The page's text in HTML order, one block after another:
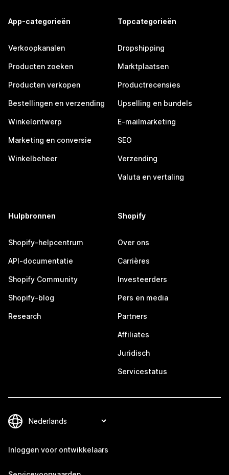
App-categorieën
Verkoopkanalen
Producten zoeken
Producten verkopen
Bestellingen en verzending
Winkelontwerp
Marketing en conversie
Winkelbeheer
Topcategorieën
Dropshipping
Marktplaatsen
Productrecensies
Upselling en bundels
E-mailmarketing
SEO
Verzending
Valuta en vertaling
Hulpbronnen
Shopify-helpcentrum
API-documentatie
Shopify Community
Shopify-blog
Research
Shopify
Over ons
Carrières
Investeerders
Pers en media
Partners
Affiliates
Juridisch
Servicestatus
Inloggen voor ontwikkelaars